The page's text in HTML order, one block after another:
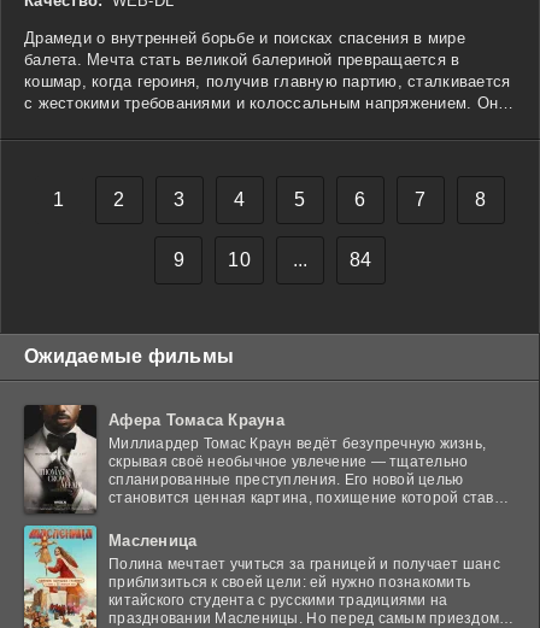
Драмеди о внутренней борьбе и поисках спасения в мире
балета. Мечта стать великой балериной превращается в
кошмар, когда героиня, получив главную партию, сталкивается
с жестокими требованиями и колоссальным напряжением. Она
идеала, чтобы найти убежище в дружбе с другой танцовщицей,
взаимодействие становится для обеих возможностью найти
силы для преодоления страха перед поражением и разбитыми
с внутренним давлением и начинают по-настоящему понимать,
1 2 3 4 5 6 7 8
9 10 ... 84
Ожидаемые фильмы
Афера Томаса Крауна
Миллиардер Томас Краун ведёт безупречную жизнь,
скрывая своё необычное увлечение — тщательно
спланированные преступления. Его новой целью
становится ценная картина, похищение которой ставит
Масленица
Полина мечтает учиться за границей и получает шанс
приблизиться к своей цели: ей нужно познакомить
китайского студента с русскими традициями на
праздновании Масленицы. Но перед самым приездом